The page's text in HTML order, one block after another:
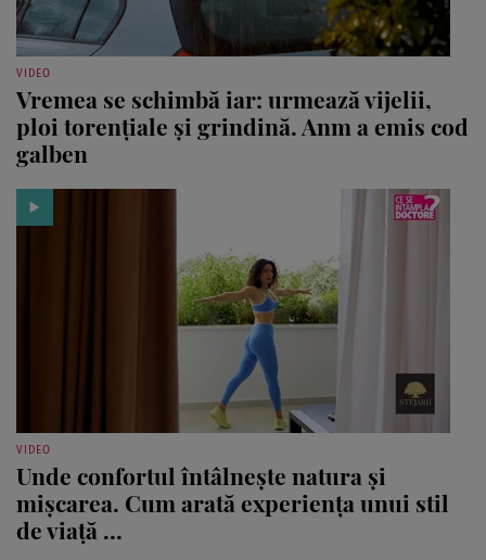
VIDEO
Vremea se schimbă iar: urmează vijelii,
ploi torențiale și grindină. Anm a emis cod
galben
VIDEO
Unde confortul întâlnește natura și
mișcarea. Cum arată experiența unui stil
de viață ...